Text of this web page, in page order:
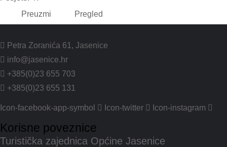
Preuzmi
Pregled
Petra Zoranića 61, Jasenice
info@jasenice.hr
+385(0)23 655 703
+385(0)23 655 131
Icon-facebook-app-symbol Icon-twitter Icon-instagram
Korisne poveznice
Turistička zajednica Općine Jasenice